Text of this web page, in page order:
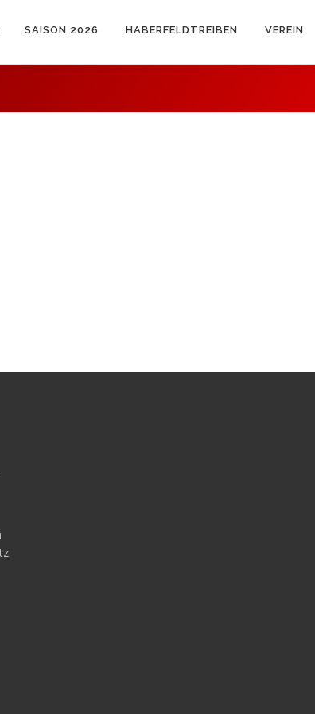
SAISON 2026 HABERFELDTREIBEN VEREIN